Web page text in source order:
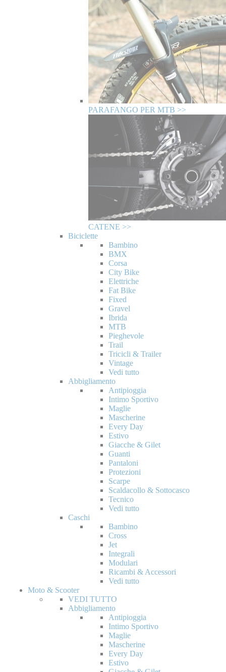
PARAFANGO PER MTB >>
CATENE >>
Biciclette
Bambino
BMX
Corsa
City Bike
Elettriche
Fat Bike
Fixed
Gravel
Ibrida
MTB
Pieghevole
Trail
Tricicli & Trailer
Vintage
Vedi tutto
Abbigliamento
Antipioggia
Intimo Sportivo
Maglie
Mascherine
Every Day
Estivo
Giacche & Gilet
Guanti
Pantaloni
Protezioni
Scarpe
Scaldacollo & Sottocasco
Tecnico
Vedi tutto
Caschi
Bambino
Cross
Jet
Integrali
Modulari
Ricambi & Accessori
Vedi tutto
Moto & Scooter
VEDI TUTTO
Abbigliamento
Antipioggia
Intimo Sportivo
Maglie
Mascherine
Every Day
Estivo